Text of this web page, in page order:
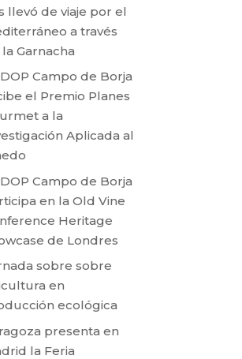
llevó de viaje por el
a través
Garnacha
Campo de Borja
el Premio Planes
a la
Aplicada al
Campo de Borja
en la Old Vine
Heritage
de Londres
sobre sobre
en
ecológica
presenta en
la Feria